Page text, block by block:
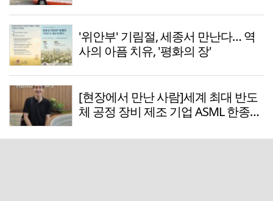
'위안부' 기림절, 세종서 만난다… 역
사의 아픔 치유, '평화의 장'
[현장에서 만난 사람]세계 최대 반도
체 공정 장비 제조 기업 ASML 한종호